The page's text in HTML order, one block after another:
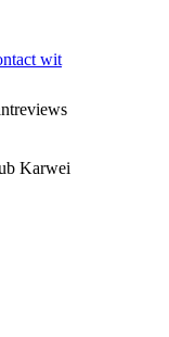
wit
Karwei